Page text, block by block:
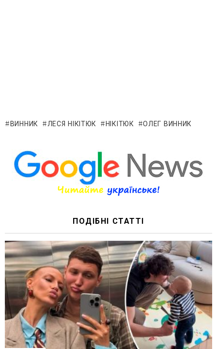
ВИННИК ЛЕСЯ НІКІТЮК НІКІТЮК ОЛЕГ ВИННИК
ПОДІБНІ СТАТТІ